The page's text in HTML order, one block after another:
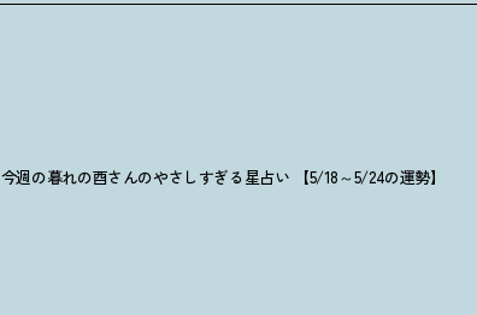
今週の暮れの酉さんのやさしすぎる星占い 【5/18～5/24の運勢】